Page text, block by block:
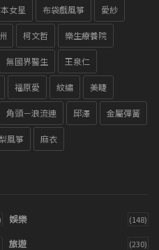
女星 布袋戲風箏 愛紗
柯文哲 樂生療養院
無國界醫生 王泉仁
福原愛 紋繡 美睫
角頭－浪流連 邱澤 金屬彈簧
風箏 麻衣
娛樂 (148)
旅遊 (230)